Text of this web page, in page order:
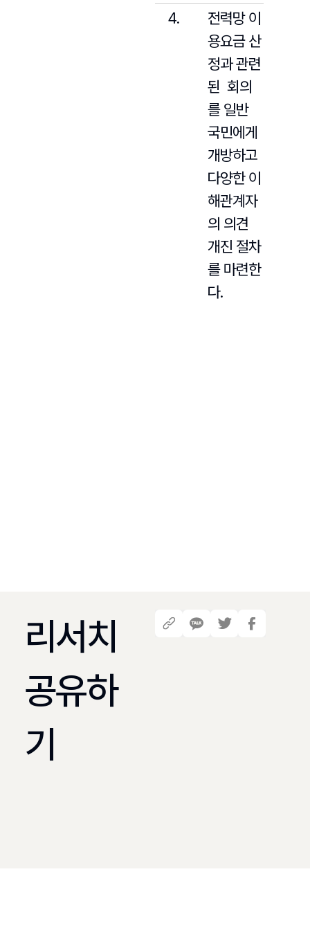
전력망 이
용요금 산
정과 관련
된 회의
를 일반
국민에게
개방하고
다양한 이
해관계자
의 의견
개진 절차
를 마련한
다.
리서치
공유하
기